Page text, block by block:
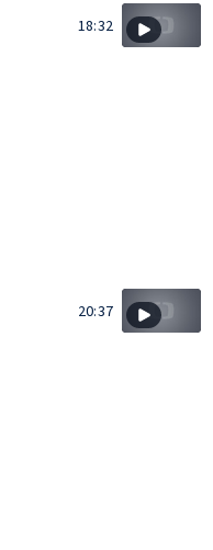
18:32
20:37